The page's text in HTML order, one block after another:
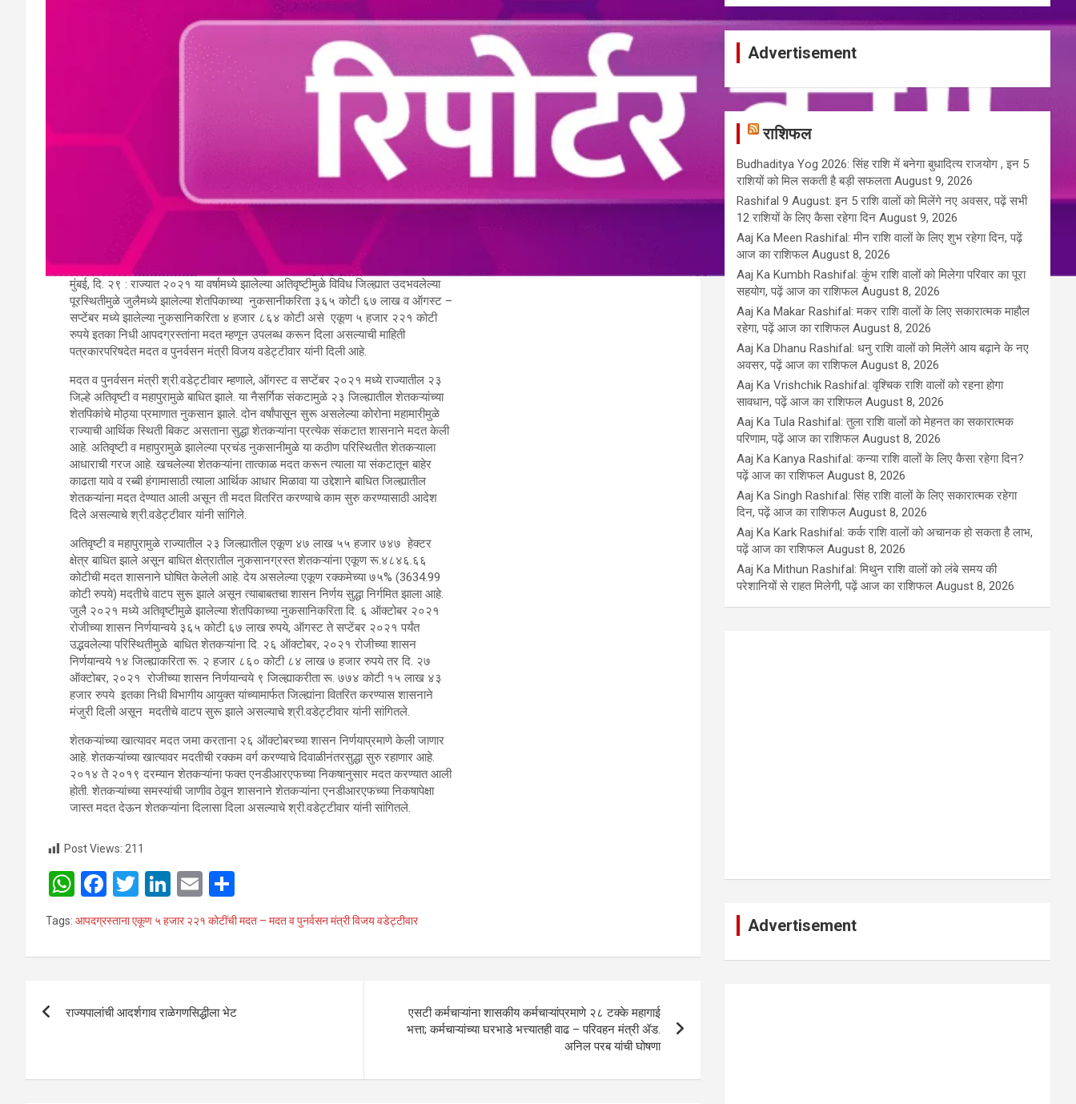
मुंबई, दि. २९ : राज्यात २०२१ या वर्षामध्ये झालेल्या अतिवृष्टीमुळे विविध जिल्ह्यात उदभवलेल्या
पूरस्थितीमुळे जुलैमध्ये झालेल्या शेतपिकाच्या नुकसानीकरिता ३६५ कोटी ६७ लाख व ऑगस्ट –
सप्टेंबर मध्ये झालेल्या नुकसानिकरिता ४ हजार ८६४ कोटी असे एकूण ५ हजार २२१ कोटी
रुपये इतका निधी आपदग्रस्तांना मदत म्हणून उपलब्ध करून दिला असल्याची माहिती
पत्रकारपरिषदेत मदत व पुनर्वसन मंत्री विजय वडेट्टीवार यांनी दिली आहे.
मदत व पुनर्वसन मंत्री श्री.वडेट्टीवार म्हणाले, ऑगस्ट व सप्टेंबर २०२१ मध्ये राज्यातील २३
जिल्हे अतिवृष्टी व महापुरामुळे बाधित झाले. या नैसर्गिक संकटामुळे २३ जिल्ह्यातील शेतकऱ्यांच्या
शेतपिकांचे मोठ्या प्रमाणात नुकसान झाले. दोन वर्षांपासून सुरू असलेल्या कोरोना महामारीमुळे
राज्याची आर्थिक स्थिती बिकट असताना सुद्धा शेतकऱ्यांना प्रत्येक संकटात शासनाने मदत केली
आहे. अतिवृष्टी व महापुरामुळे झालेल्या प्रचंड नुकसानीमुळे या कठीण परिस्थितीत शेतकऱ्याला
आधाराची गरज आहे. खचलेल्या शेतकऱ्यांना तात्काळ मदत करून त्याला या संकटातून बाहेर
काढता यावे व रब्बी हंगामासाठी त्याला आर्थिक आधार मिळावा या उद्देशाने बाधित जिल्ह्यातील
शेतकऱ्यांना मदत देण्यात आली असून ती मदत वितरित करण्याचे काम सुरु करण्यासाठी आदेश
दिले असल्याचे श्री.वडेट्टीवार यांनी सांगिले.
अतिवृष्टी व महापुरामुळे राज्यातील २३ जिल्ह्यातील एकूण ४७ लाख ५५ हजार ७४७ हेक्टर
क्षेत्र बाधित झाले असून बाधित क्षेत्रातील नुकसानग्रस्त शेतकऱ्यांना एकूण रू.४८४६.६६
कोटीची मदत शासनाने घोषित केलेली आहे. देय असलेल्या एकूण रक्कमेच्या ७५% (3634.99
कोटी रुपये) मदतीचे वाटप सुरू झाले असून त्याबाबतचा शासन निर्णय सुद्धा निर्गमित झाला आहे.
जुलै २०२१ मध्ये अतिवृष्टीमुळे झालेल्या शेतपिकाच्या नुकसानिकरिता दि. ६ ऑक्टोबर २०२१
रोजीच्या शासन निर्णयान्वये ३६५ कोटी ६७ लाख रुपये, ऑगस्ट ते सप्टेंबर २०२१ पर्यंत
उद्भवलेल्या परिस्थितीमुळे बाधित शेतकऱ्यांना दि. २६ ऑक्टोबर, २०२१ रोजीच्या शासन
निर्णयान्वये १४ जिल्ह्याकरिता रू. २ हजार ८६० कोटी ८४ लाख ७ हजार रुपये तर दि. २७
ऑक्टोबर, २०२१ रोजीच्या शासन निर्णयान्वये ९ जिल्ह्याकरीता रू. ७७४ कोटी १५ लाख ४३
हजार रुपये इतका निधी विभागीय आयुक्त यांच्यामार्फत जिल्ह्यांना वितरित करण्यास शासनाने
मंजुरी दिली असून मदतीचे वाटप सुरू झाले असल्याचे श्री.वडेट्टीवार यांनी सांगितले.
शेतकऱ्यांच्या खात्यावर मदत जमा करताना २६ ऑक्टोबरच्या शासन निर्णयाप्रमाणे केली जाणार
आहे. शेतकऱ्यांच्या खात्यावर मदतीची रक्कम वर्ग करण्याचे दिवाळीनंतरसुद्धा सुरु रहाणार आहे.
२०१४ ते २०१९ दरम्यान शेतकऱ्यांना फक्त एनडीआरएफच्या निकषानुसार मदत करण्यात आली
होती. शेतकऱ्यांच्या समस्यांची जाणीव ठेवून शासनाने शेतकऱ्यांना एनडीआरएफच्या निकषापेक्षा
जास्त मदत देऊन शेतकऱ्यांना दिलासा दिला असल्याचे श्री.वडेट्टीवार यांनी सांगितले.
Post Views: 211
W
h
at
s
p
F
a
ce
b
o
T
wi
tt
er
Li
n
ke
dI
E
m
ail
h
ar
e
Tags: आपदग्रस्ताना एकूण ५ हजार २२१ कोटींची मदत – मदत व पुनर्वसन मंत्री विजय वडेट्टीवार
राज्‍यपालांची आदर्शगाव राळेगणसिद्धीला भेट
एसटी कर्मचाऱ्यांना शासकीय कर्मचाऱ्यांप्रमाणे २८ टक्के महागाई
भत्ता; कर्मचाऱ्यांच्या घरभाडे भत्त्यातही वाढ – परिवहन मंत्री ॲड.
अनिल परब यांची घोषणा
Advertisement
राशिफल
Budhaditya Yog 2026: सिंह राशि में बनेगा बुधादित्य राजयोग , इन 5
राशियों को मिल सकती है बड़ी सफलता August 9, 2026
Rashifal 9 August: इन 5 राशि वालों को मिलेंगे नए अवसर, पढ़ें सभी
12 राशियों के लिए कैसा रहेगा दिन August 9, 2026
Aaj Ka Meen Rashifal: मीन राशि वालों के लिए शुभ रहेगा दिन, पढ़ें
आज का राशिफल August 8, 2026
Aaj Ka Kumbh Rashifal: कुंभ राशि वालों को मिलेगा परिवार का पूरा
सहयोग, पढ़ें आज का राशिफल August 8, 2026
Aaj Ka Makar Rashifal: मकर राशि वालों के लिए सकारात्मक माहौल
रहेगा, पढ़ें आज का राशिफल August 8, 2026
Aaj Ka Dhanu Rashifal: धनु राशि वालों को मिलेंगे आय बढ़ाने के नए
अवसर, पढ़ें आज का राशिफल August 8, 2026
Aaj Ka Vrishchik Rashifal: वृश्चिक राशि वालों को रहना होगा
सावधान, पढ़ें आज का राशिफल August 8, 2026
Aaj Ka Tula Rashifal: तुला राशि वालों को मेहनत का सकारात्मक
परिणाम, पढ़ें आज का राशिफल August 8, 2026
Aaj Ka Kanya Rashifal: कन्या राशि वालों के लिए कैसा रहेगा दिन?
पढ़ें आज का राशिफल August 8, 2026
Aaj Ka Singh Rashifal: सिंह राशि वालों के लिए सकारात्मक रहेगा
दिन, पढ़ें आज का राशिफल August 8, 2026
Aaj Ka Kark Rashifal: कर्क राशि वालों को अचानक हो सकता है लाभ,
पढ़ें आज का राशिफल August 8, 2026
Aaj Ka Mithun Rashifal: मिथुन राशि वालों को लंबे समय की
परेशानियों से राहत मिलेगी, पढ़ें आज का राशिफल August 8, 2026
Advertisement